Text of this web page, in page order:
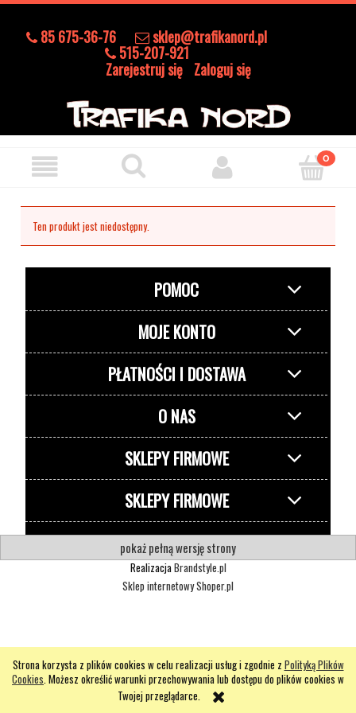
Strona korzysta z plików cookies w celu realizacji usług i zgodnie z Polityką Plików
Cookies. Możesz określić warunki przechowywania lub dostępu do plików cookies w
Twojej przeglądarce.
85 675-36-76 sklep@trafikanord.pl
515-207-921
Zarejestruj się Zaloguj się
Ten produkt jest niedostępny.
POMOC
MOJE KONTO
PŁATNOŚCI I DOSTAWA
O NAS
SKLEPY FIRMOWE
SKLEPY FIRMOWE
pokaż pełną wersję strony
RealizacjaBrandstyle.pl
Sklep internetowy Shoper.pl